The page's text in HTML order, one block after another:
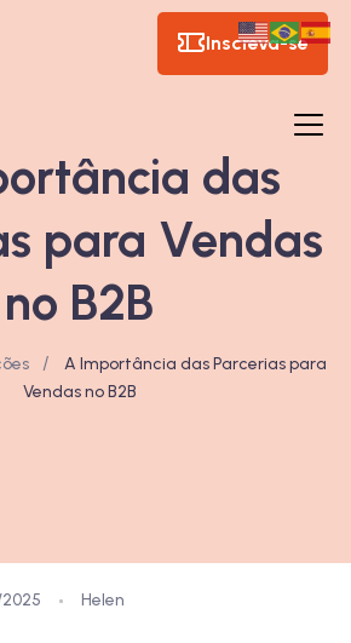
Inscreva-se
das
para Vendas
no B2B
/
A Importância das Parcerias para
Vendas no B2B
Helen